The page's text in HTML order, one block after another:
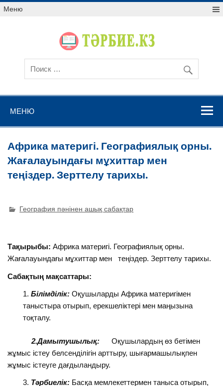
Меню
МЕНЮ
Африка материгі. Географиялық орны.
Жағалауындағы мұхиттар мен
теңіздер. Зерттелу тарихы.
География пәнінен ашық сабақтар
Тақырыбы: Африка материгі. Географиялық орны.
Жағалауындағы мұхиттар мен теңіздер. Зерттелу тарихы.
Сабақтың мақсаттары:
Білімділік:Оқушыларды Африка материгімен
таныстыра отырып, ерекшеліктері мен маңызына
тоқталу.
2.Дамытушылық: Оқушылардың өз бетімен
жұмыс істеу белсенділігін арттыру, шығармашылықпен
жұмыс істеуге дағдыландыру.
Тәрбиелік:Басқа мемлекеттермен таныса отырып,